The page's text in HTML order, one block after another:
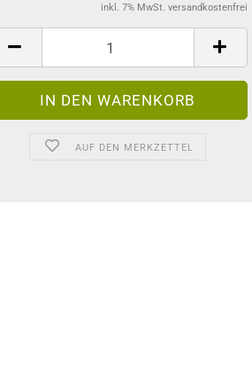
inkl. 7% MwSt. versandkostenfrei
AUF DEN MERKZETTEL